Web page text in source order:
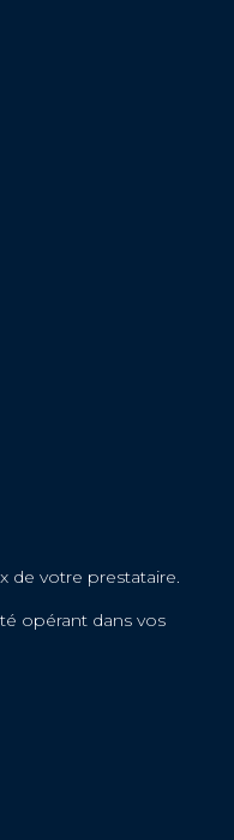
de votre prestataire.
opérant dans vos